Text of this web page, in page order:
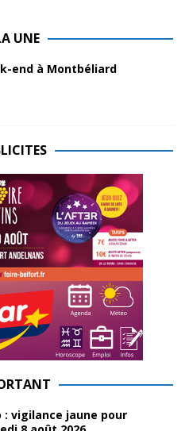
UNE
end à Montbéliard
vigilance jaune pour